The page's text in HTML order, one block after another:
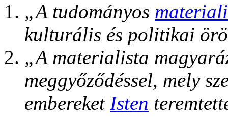
„A tudományos
kulturális és politikai
„A materialista
meggyőződéssel, mely
embereket Isten